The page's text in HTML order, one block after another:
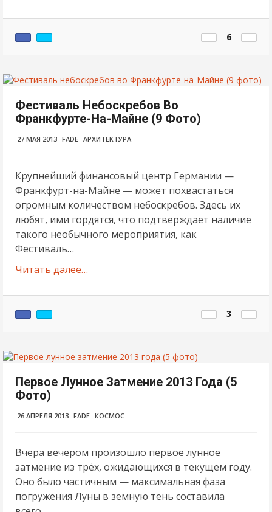
6
Фестиваль Небоскребов Во
Франкфурте-На-Майне (9 Фото)
27 МАЯ 2013 FADE АРХИТЕКТУРА
Крупнейший финансовый центр Германии —
Франкфурт-на-Майне — может похвастаться
огромным количеством небоскребов. Здесь их
любят, ими гордятся, что подтверждает наличие
такого необычного мероприятия, как
Фестиваль…
Читать далее…
3
Первое Лунное Затмение 2013 Года (5
Фото)
26 АПРЕЛЯ 2013 FADE КОСМОС
Вчера вечером произошло первое лунное
затмение из трёх, ожидающихся в текущем году.
Оно было частичным — максимальная фаза
погружения Луны в земную тень составила